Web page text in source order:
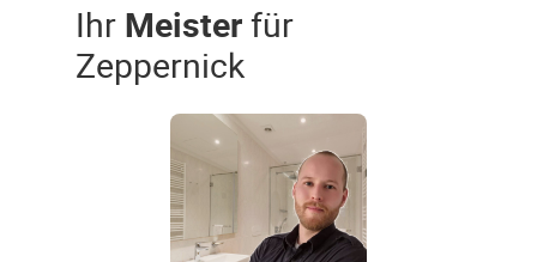
Ihr Meisterfür
Zeppernick